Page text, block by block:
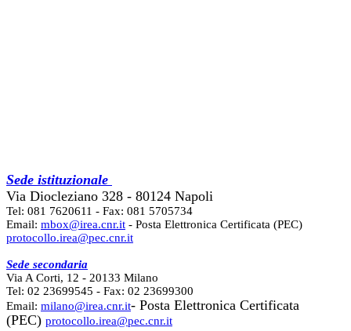
Sede istituzionale
Via Diocleziano 328 - 80124 Napoli
Tel: 081 7620611 - Fax: 081 5705734
Email: mbox@irea.cnr.it - Posta Elettronica Certificata (PEC)
protocollo.irea@pec.cnr.it
Sede secondaria
Via A Corti, 12 - 20133 Milano
Tel: 02 23699545 - Fax: 02 23699300
Email: milano@irea.cnr.it- Posta Elettronica Certificata
(PEC) protocollo.irea@pec.cnr.it